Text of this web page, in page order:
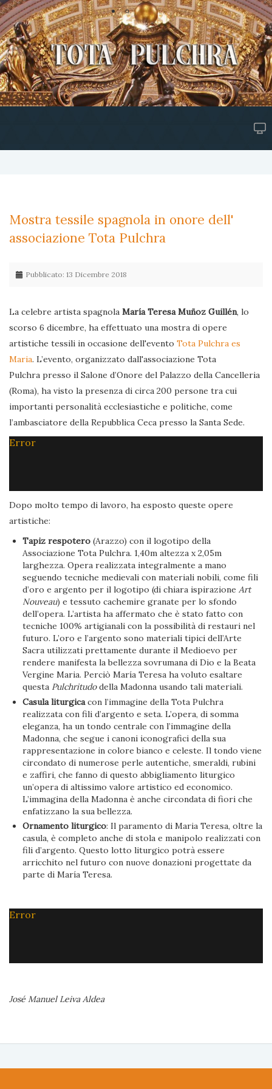
Mostra tessile spagnola in onore dell'
associazione Tota Pulchra
Pubblicato: 13 Dicembre 2018
La celebre artista spagnola María Teresa Muñoz Guillén, lo
scorso 6 dicembre, ha effettuato una mostra di opere
artistiche tessili in occasione dell'evento Tota Pulchra es
Maria. L’evento, organizzato dall'associazione Tota
Pulchra presso il Salone d’Onore del Palazzo della Cancelleria
(Roma), ha visto la presenza di circa 200 persone tra cui
importanti personalità ecclesiastiche e politiche, come
l’ambasciatore della Repubblica Ceca presso la Santa Sede.
Error
Dopo molto tempo di lavoro, ha esposto queste opere
artistiche:
Tapiz respotero (Arazzo) con il logotipo della
Associazione Tota Pulchra. 1,40m altezza x 2,05m
larghezza. Opera realizzata integralmente a mano
seguendo tecniche medievali con materiali nobili, come fili
d’oro e argento per il logotipo (di chiara ispirazioneArt
Nouveau) e tessuto cachemire granate per lo sfondo
dell’opera. L’artista ha affermato che è stato fatto con
tecniche 100% artigianali con la possibilità di restauri nel
futuro. L’oro e l’argento sono materiali tipici dell’Arte
Sacra utilizzati prettamente durante il Medioevo per
rendere manifesta la bellezza sovrumana di Dio e la Beata
Vergine Maria. Perciò María Teresa ha voluto esaltare
questa Pulchritudodella Madonna usando tali materiali.
Casula liturgicacon l’immagine della Tota Pulchra
realizzata con fili d’argento e seta. L’opera, di somma
eleganza, ha un tondo centrale con l’immagine della
Madonna, che segue i canoni iconografici della sua
rappresentazione in colore bianco e celeste. Il tondo viene
circondato di numerose perle autentiche, smeraldi, rubini
e zaffiri, che fanno di questo abbigliamento liturgico
un’opera di altissimo valore artistico ed economico.
L’immagina della Madonna è anche circondata di fiori che
enfatizzano la sua bellezza.
Ornamento liturgico: Il paramento di Maria Teresa, oltre la
casula, è completo anche di stola e manipolo realizzati con
fili d’argento. Questo lotto liturgico potrà essere
arricchito nel futuro con nuove donazioni progettate da
parte di María Teresa.
Error
José Manuel Leiva Aldea